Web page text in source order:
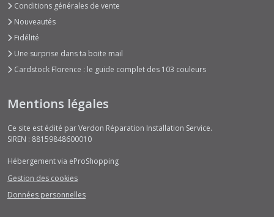
Conditions générales de vente
Nouveautés
Fidélité
Une surprise dans ta boite mail
Cardstock Florence : le guide complet des 103 couleurs
Mentions légales
Ce site est édité par Verdon Réparation Installation Service.
SIREN : 88159848600010
Hébergement via eProShopping
Gestion des cookies
Données personnelles